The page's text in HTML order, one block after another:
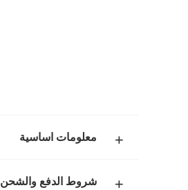
معلومات اساسية
شروط الدفع والشحن